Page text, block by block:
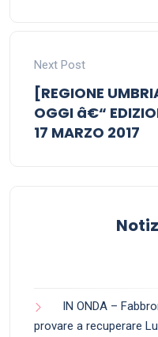
Next Post
[REGIONE
OGGI â€“
17 MARZO 2017
IN ONDA –
provare a recuperare